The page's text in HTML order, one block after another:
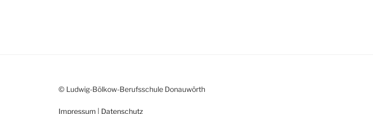
© Ludwig-Bölkow-Berufsschule Donauwörth
Impressum Datenschutz